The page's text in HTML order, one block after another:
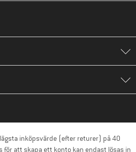
inköpsvärde (efter returer) på 40
för att skapa ett konto kan endast lösas in